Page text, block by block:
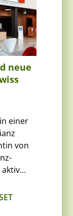
neue
einer
von